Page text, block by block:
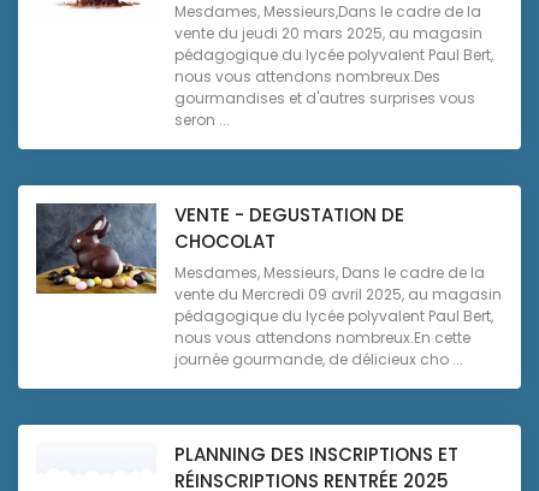
Mesdames, Messieurs,Dans le cadre de la
vente du jeudi 20 mars 2025, au magasin
pédagogique du lycée polyvalent Paul Bert,
nous vous attendons nombreux.Des
gourmandises et d'autres surprises vous
seron ...
VENTE - DEGUSTATION DE
CHOCOLAT
Mesdames, Messieurs, Dans le cadre de la
vente du Mercredi 09 avril 2025, au magasin
pédagogique du lycée polyvalent Paul Bert,
nous vous attendons nombreux.En cette
journée gourmande, de délicieux cho ...
PLANNING DES INSCRIPTIONS ET
RÉINSCRIPTIONS RENTRÉE 2025